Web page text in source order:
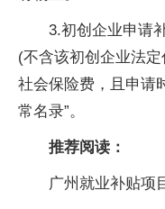
3.初创企业申请
(不含该初创企业法
社会保险费，且申请
常名录”。
推荐阅读：
广州就业补贴项